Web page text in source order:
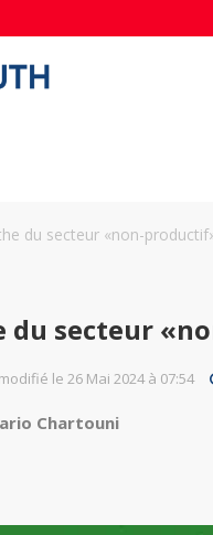
du secteur «non-
du secteur
modifié le 26 Mai 2024 à 07:54
Chartouni